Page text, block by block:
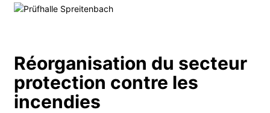
Réorganisation du secteur
protection contre les
incendies